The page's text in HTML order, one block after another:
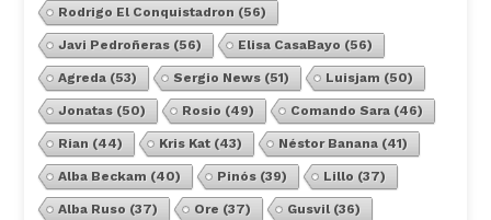
Rodrigo El Conquistadron (56)
Javi Pedroñeras(56) Elisa CasaBayo (56)
Agreda(53) Sergio News(51) Luisjam (50)
Jonatas(50) Rosio (49) Comando Sara(46)
Rian (44) Kris Kat(43) Néstor Banana(41)
Alba Beckam (40) Pinós(39) Lillo (37)
Alba Ruso (37) Ore (37) Gusvil(36)